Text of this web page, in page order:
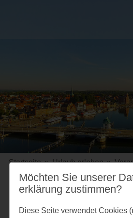
Startseite » Urlaub erleben »
Merkzettel
Möchten Sie unserer
erklärung zustimmen?
Diese Seite verwendet Cookies